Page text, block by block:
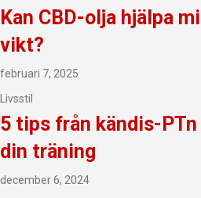
Kan CBD-olja hjälpa
vikt?
februari 7, 2025
Livsstil
5 tips från kändis-
din träning
december 6, 2024